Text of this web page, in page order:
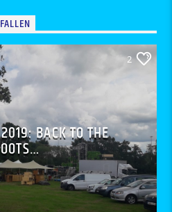
2
BACK TO THE